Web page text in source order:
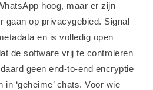
hoog, maar er zijn
gaan op privacygebied. Signal
en is volledig open
de software vrij te controleren
geen end-to-end encryptie
‘geheime’ chats. Voor wie